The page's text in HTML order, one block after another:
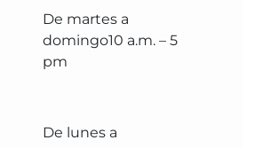
De martes a
domingo10 a.m. – 5
pm
De lunes a